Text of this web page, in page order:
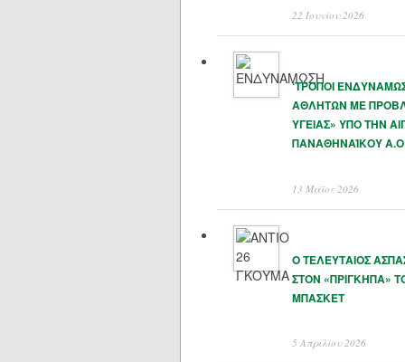
22 Ιουνίου 2026
‘ΤΡΟΠΟΙ
ΑΘΛΗΤΩΝ ΜΕ
ΥΓΕΙΑΣ» ΥΠΟ ΤΗΝ
ΠΑΝΑΘΗΝΑΊΚΟΥ Α.Ο
13 Μάϊος 2026
Ο ΤΕΛΕΥΤΑΙΟΣ
ΣΤΟΝ «ΠΡΙΓΚΗΠΑ»
ΜΠΑΣΚΕΤ
5 Απριλίου 2026